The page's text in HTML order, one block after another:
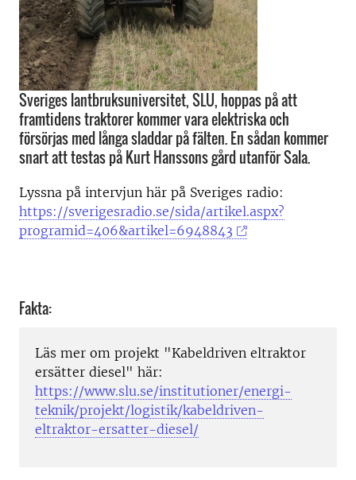
Sveriges lantbruksuniversitet, SLU, hoppas på att
framtidens traktorer kommer vara elektriska och
försörjas med långa sladdar på fälten. En sådan kommer
snart att testas på Kurt Hanssons gård utanför Sala.
Lyssna på intervjun här på Sveriges radio:
https://sverigesradio.se/sida/artikel.aspx?
programid=406&artikel=6948843
Fakta:
Läs mer om projekt "Kabeldriven eltraktor
ersätter diesel" här:
https://www.slu.se/institutioner/energi-
teknik/projekt/logistik/kabeldriven-
eltraktor-ersatter-diesel/